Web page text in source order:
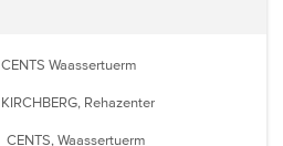
CENTS Waassertuerm
KIRCHBERG, Rehazenter
CENTS, Waassertuerm